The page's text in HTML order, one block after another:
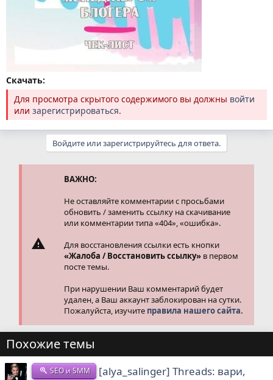
Скачать:
Для просмотра скрытого содержимого вы должны войти
или зарегистрироваться.
Войдите или зарегистрируйтесь для ответа.
ВАЖНО:
Не оставляйте комментарии с просьбами
обновить / заменить ссылку на скачивание
или комментарии типа «404», «ошибка».
Для восстановления ссылки есть кнопки
«Жалоба / Восстановить ссылку» в первом
посте темы.
При нарушении Ваш комментарий будет
удален, а Ваш аккаунт заблокирован на сутки.
Пожалуйста, изучите правила нашего сайта.
Похожие темы
SEO и SMM
[alya_salinger] Threads: вари,